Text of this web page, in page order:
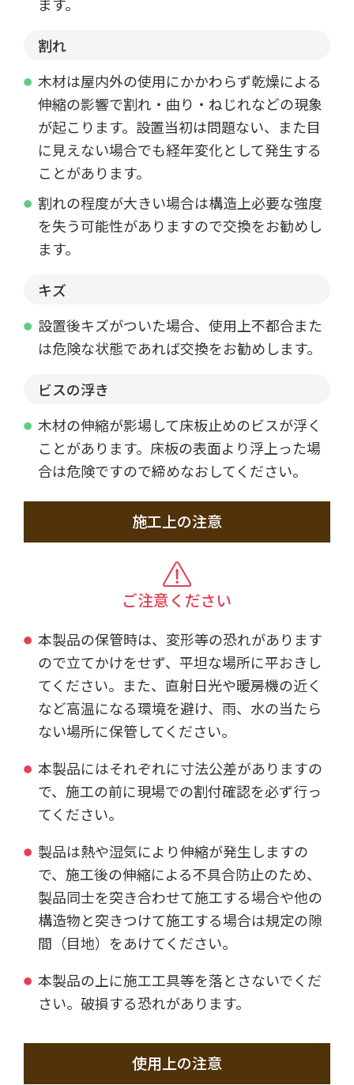
ます。
割れ
木材は屋内外の使用にかかわらず乾燥による
伸縮の影響で割れ・曲り・ねじれなどの現象
が起こります。設置当初は問題ない、また目
に見えない場合でも経年変化として発生する
ことがあります。
割れの程度が大きい場合は構造上必要な強度
を失う可能性がありますので交換をお勧めし
ます。
キズ
設置後キズがついた場合、使用上不都合また
は危険な状態であれば交換をお勧めします。
ビスの浮き
木材の伸縮が影場して床板止めのビスが浮く
ことがあります。床板の表面より浮上った場
合は危険ですので締めなおしてください。
施工上の注意
ご注意ください
本製品の保管時は、変形等の恐れがあります
ので立てかけをせず、平坦な場所に平おきし
てください。また、直射日光や暖房機の近く
など高温になる環境を避け、雨、水の当たら
ない場所に保管してください。
本製品にはそれぞれに寸法公差がありますの
で、施工の前に現場での割付確認を必ず行っ
てください。
製品は熱や湿気により伸縮が発生しますの
で、施工後の伸縮による不具合防止のため、
製品同士を突き合わせて施工する場合や他の
構造物と突きつけて施工する場合は規定の隙
間（目地）をあけてください。
本製品の上に施工工具等を落とさないでくだ
さい。破損する恐れがあります。
使用上の注意